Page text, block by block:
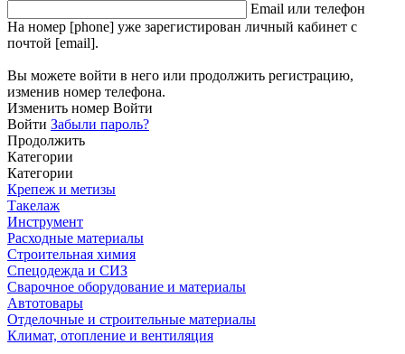
Email или телефон
На номер [phone] уже зарегистирован личный кабинет с
почтой [email].
Вы можете войти в него или продолжить регистрацию,
изменив номер телефона.
Изменить номер Войти
Войти Забыли пароль?
Продолжить
Категории
Категории
Крепеж и метизы
Такелаж
Инструмент
Расходные материалы
Строительная химия
Спецодежда и СИЗ
Сварочное оборудование и материалы
Автотовары
Отделочные и строительные материалы
Климат, отопление и вентиляция